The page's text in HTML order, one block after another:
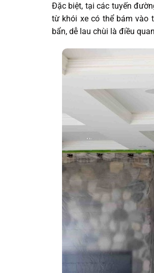
Đặc biệt, tại các tuyến
từ khói xe có thể bám vào
bẩn, dễ lau chùi là điều